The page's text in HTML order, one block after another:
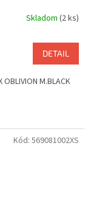
Skladom (2 ks)
DETAIL
M.BLACK
Kód: 569081002XS